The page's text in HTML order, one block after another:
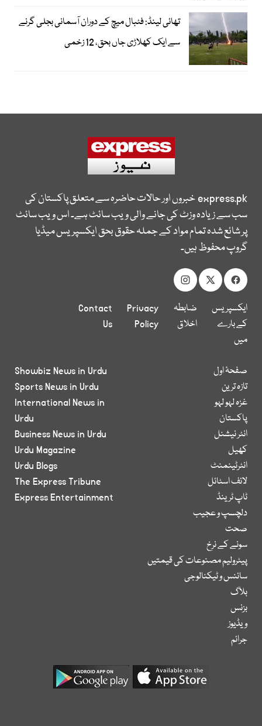
تھائی لینڈ: فٹبال میچ کے دوران آسمانی بجلی گرنے
سے ایک کھلاڑی جاں بحق، 12 زخمی
express.pkخبروں اور حالات حاضرہ سے متعلق پاکستان کی
سب سے زیادہ وزٹ کی جانے والی ویب سائٹ ہے۔ اس ویب سائٹ
پر شائع شدہ تمام مواد کے جملہ حقوق بحق ایکسپریس میڈیا
گروپ محفوظ ہیں۔
ایکسپریس
کے بارے
میں
ضابطہ
اخلاق
Privacy
Policy
Contact
Us
صفحۂ اول
تازہ ترین
غزہ لہو لہو
پاکستان
انٹر نیشنل
کھیل
انٹرٹینمنٹ
لائف اسٹائل
ٹاپ ٹرینڈ
دلچسپ و عجیب
صحت
سونے کے نرخ
پیٹرولیم مصنوعات کی قیمتیں
سائنس و ٹیکنالوجی
بلاگ
بزنس
ویڈیوز
جرائم
Showbiz News in Urdu
Sports News in Urdu
International News in
Urdu
Business News in Urdu
Urdu Magazine
Urdu Blogs
The Express Tribune
Express Entertainment